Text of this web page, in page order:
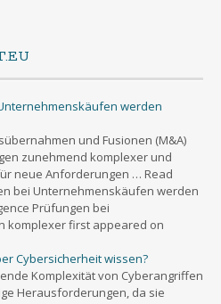
werden
und Fusionen (M&A)
zunehmend komplexer und
neue Anforderungen … Read
bei Unternehmenskäufen werden
Prüfungen bei
komplexer first appeared on
Cybersicherheit wissen?
Komplexität von Cyberangriffen
Herausforderungen, da sie